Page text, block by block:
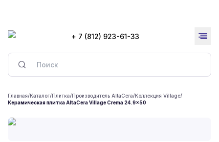
+ 7 (812) 923-61-33
Главная/Каталог/Плитка/Производитель AltaCera/Коллекция Village/
Керамическая плитка AltaCera Village Crema 24.9x50